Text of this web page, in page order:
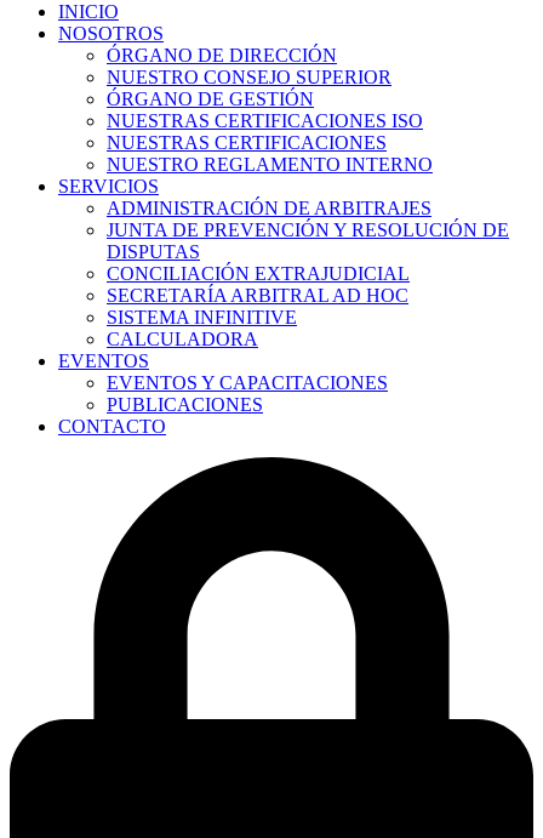
INICIO
NOSOTROS
ÓRGANO DE DIRECCIÓN
NUESTRO CONSEJO SUPERIOR
ÓRGANO DE GESTIÓN
NUESTRAS CERTIFICACIONES ISO
NUESTRAS CERTIFICACIONES
NUESTRO REGLAMENTO INTERNO
SERVICIOS
ADMINISTRACIÓN DE ARBITRAJES
JUNTA DE PREVENCIÓN Y RESOLUCIÓN DE
DISPUTAS
CONCILIACIÓN EXTRAJUDICIAL
SECRETARÍA ARBITRAL AD HOC
SISTEMA INFINITIVE
CALCULADORA
EVENTOS
EVENTOS Y CAPACITACIONES
PUBLICACIONES
CONTACTO